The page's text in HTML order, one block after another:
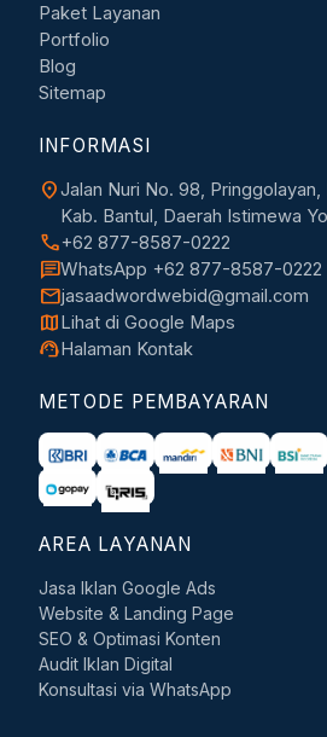
Paket Layanan
Portfolio
Blog
Sitemap
INFORMASI
location_onJalan Nuri No. 98, Pringgolayan,
Kab. Bantul, Daerah Istimewa
call+62 877-8587-0222
chatWhatsApp +62 877-8587-0222
mailjasaadwordwebid@gmail.com
mapLihat di Google Maps
support_agentHalaman Kontak
METODE PEMBAYARAN
AREA LAYANAN
Jasa Iklan Google Ads
Website & Landing Page
SEO & Optimasi Konten
Audit Iklan Digital
Konsultasi via WhatsApp